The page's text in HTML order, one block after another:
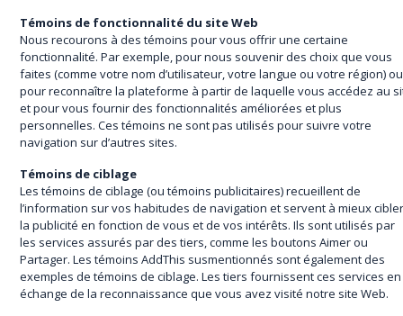
Témoins de fonctionnalité du site Web
Nous recourons à des témoins pour vous offrir une certaine
fonctionnalité. Par exemple, pour nous souvenir des choix que vous
faites (comme votre nom d’utilisateur, votre langue ou votre région) ou
pour reconnaître la plateforme à partir de laquelle vous accédez au
et pour vous fournir des fonctionnalités améliorées et plus
personnelles. Ces témoins ne sont pas utilisés pour suivre votre
navigation sur d’autres sites.
Témoins de ciblage
Les témoins de ciblage (ou témoins publicitaires) recueillent de
l’information sur vos habitudes de navigation et servent à mieux
la publicité en fonction de vous et de vos intérêts. Ils sont utilisés par
les services assurés par des tiers, comme les boutons Aimer ou
Partager. Les témoins AddThis susmentionnés sont également des
exemples de témoins de ciblage. Les tiers fournissent ces services en
échange de la reconnaissance que vous avez visité notre site Web.